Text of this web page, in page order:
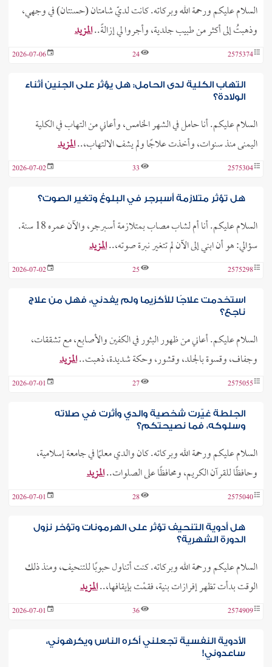
السلام عليكم ورحمة الله وبركاته. كانت لديّ شامتان (حسنتان) في وجهي،
وذهبتُ إلى أكثر من طبيب جلدية، وأجروا لي إزالةً..المزيد
2575374
24
2026-07-06
التهاب الكلية لدى الحامل: هل يؤثر على الجنين أثناء
الولادة؟
السلام عليكم. أنا حامل في الشهر الخامس، وأعاني من التهاب في الكلية
اليمنى منذ سنوات، وأخذت علاجًا ولم يشف الالتهاب،..المزيد
2575304
33
2026-07-02
هل تؤثر متلازمة أسبرجر في البلوغ وتغير الصوت؟
السلام عليكم. أنا أم لشاب مصاب بمتلازمة أسبرجر، والآن عمره 18 سنة.
سؤالي: هو أن ابني إلى الآن لم تتغير نبرة صوته،..المزيد
2575298
25
2026-07-02
استخدمت علاجًا للأكزيما ولم يفدني، فهل من علاج
ناجع؟
السلام عليكم. أعاني من ظهور البثور في الكفين والأصابع، مع تشققات،
وجفاف، وقسوة بالجلد، وقشور، وحكة شديدة، ذهبت..المزيد
2575055
27
2026-07-01
الجلطة غيّرت شخصية والدي وأثرت في صلاته
وسلوكه، فما نصيحتكم؟
السلام عليكم ورحمة الله وبركاته. كان والدي معلمًا في جامعة إسلامية،
وحافظًا للقرآن الكريم، ومحافظًا على الصلوات..المزيد
2575040
28
2026-07-01
هل أدوية التنحيف تؤثر على الهرمونات وتؤخر نزول
الدورة الشهرية؟
السلام عليكم ورحمة الله وبركاته. كنت أتناول حبوبًا للتنحيف، ومنذ ذلك
الوقت بدأت تظهر إفرازات بنية، فقمْت بإيقافها،..المزيد
2574909
36
2026-07-01
الأدوية النفسية تجعلني أكره الناس ويكرهوني،
ساعدوني!